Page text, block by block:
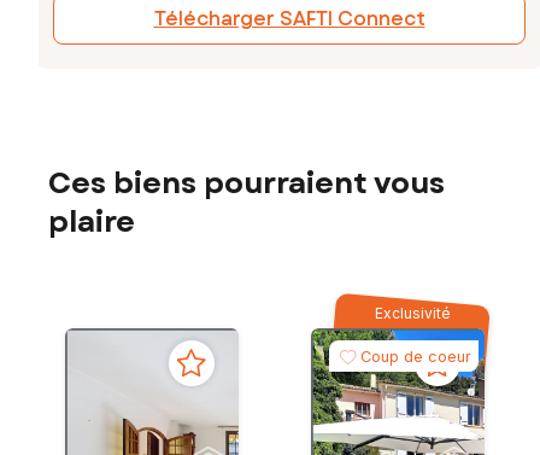
Télécharger SAFTI Connect
Ces biens pourraient vous
plaire
Exclusivité
Coup de coeur